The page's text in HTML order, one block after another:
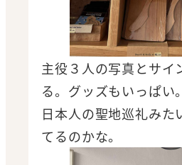
主役３人の写真とサイ
る。グッズもいっぱい。
日本人の聖地巡礼みた
てるのかな。